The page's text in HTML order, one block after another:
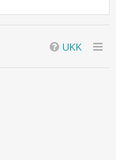
UKK